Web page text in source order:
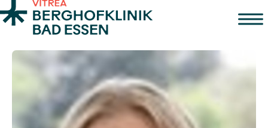
Zum Inhalt springen